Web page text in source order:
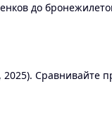
до
Сравнивайте